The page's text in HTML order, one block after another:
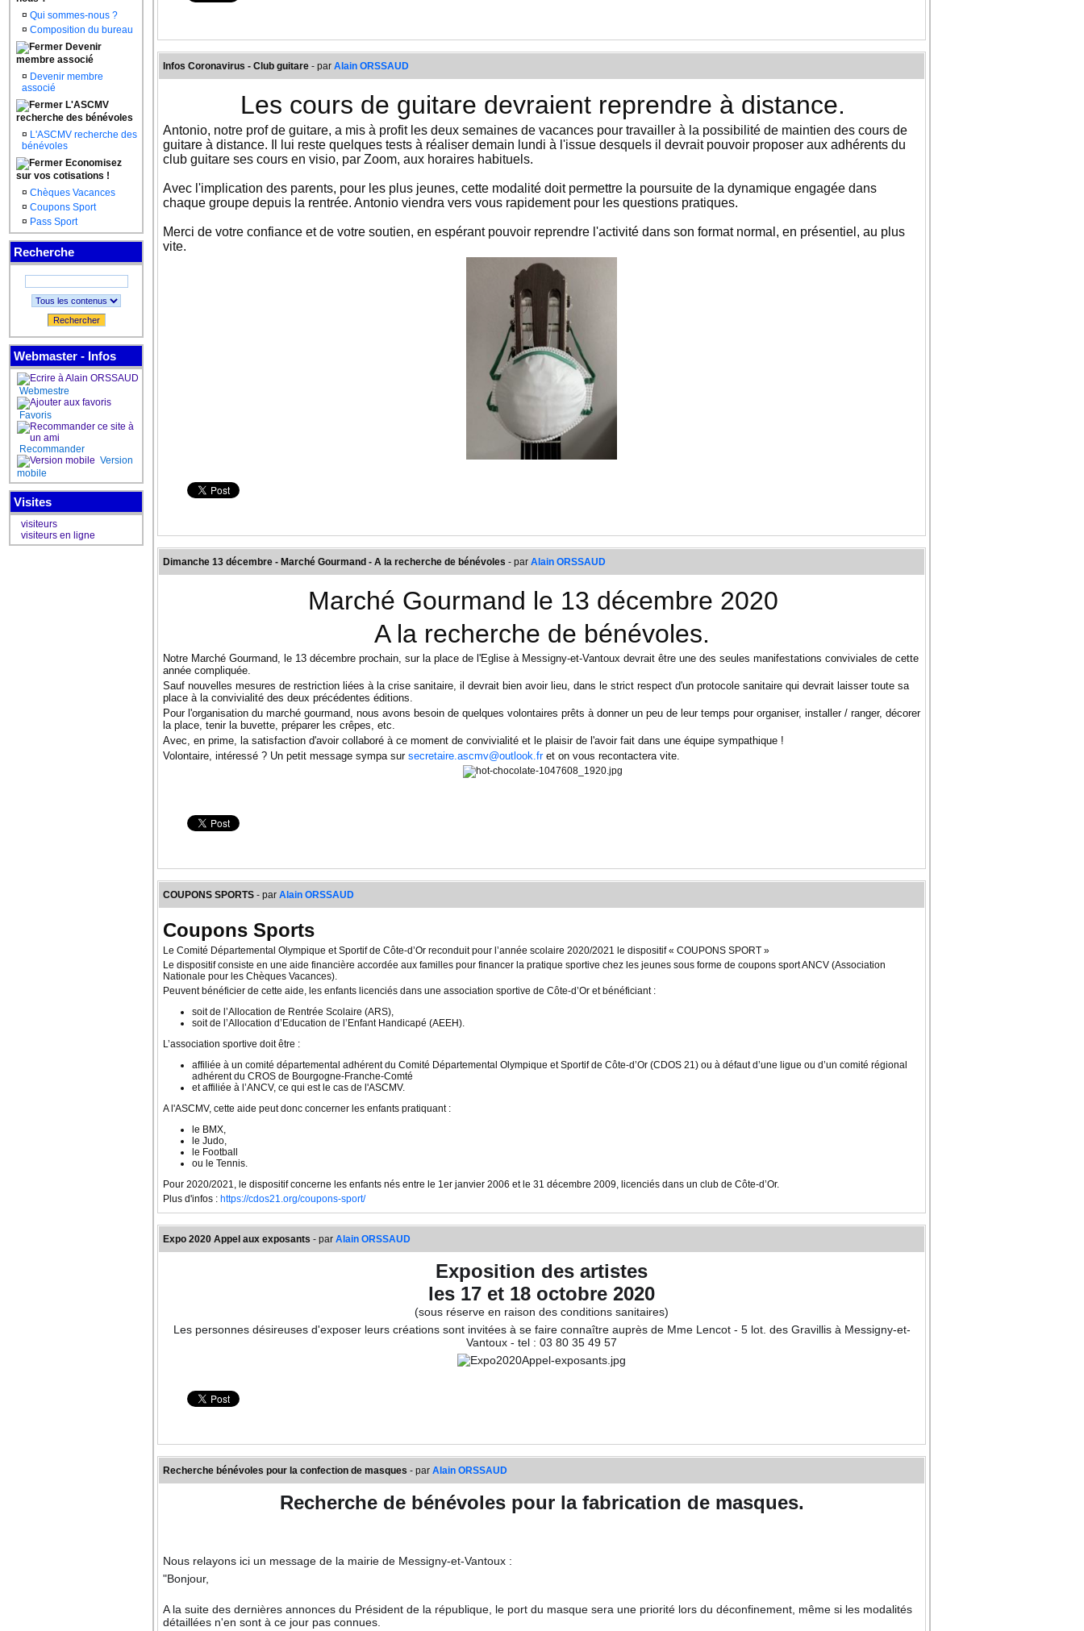
¤ Qui sommes-nous ?
¤ Composition du bureau
Devenir
membre associé
¤ Devenir membre
associé
L'ASCMV
recherche des bénévoles
¤ L'ASCMV recherche des
bénévoles
Economisez
sur vos cotisations !
¤ Chèques Vacances
¤ Coupons Sport
¤ Pass Sport
Recherche
Rechercher
Webmaster - Infos
Webmestre
Favoris
Recommander
Version
mobile
Visites
visiteurs
visiteurs en ligne
Infos Coronavirus - Club guitare - par Alain ORSSAUD
Les cours de guitare devraient reprendre à distance.
Antonio, notre prof de guitare, a mis à profit les deux semaines de vacances pour travailler à la possibilité de maintien des cours de
guitare à distance. Il lui reste quelques tests à réaliser demain lundi à l'issue desquels il devrait pouvoir proposer aux adhérents du
club guitare ses cours en visio, par Zoom, aux horaires habituels.
Avec l'implication des parents, pour les plus jeunes, cette modalité doit permettre la poursuite de la dynamique engagée dans
chaque groupe depuis la rentrée. Antonio viendra vers vous rapidement pour les questions pratiques.
Merci de votre confiance et de votre soutien, en espérant pouvoir reprendre l'activité dans son format normal, en présentiel, au plus
vite.
Dimanche 13 décembre - Marché Gourmand - A la recherche de bénévoles - par Alain ORSSAUD
Marché Gourmand le 13 décembre 2020
A la recherche de bénévoles.
Notre Marché Gourmand, le 13 décembre prochain, sur la place de l'Eglise à Messigny-et-Vantoux devrait être une des seules manifestations conviviales de cette
année compliquée.
Sauf nouvelles mesures de restriction liées à la crise sanitaire, il devrait bien avoir lieu, dans le strict respect d'un protocole sanitaire qui devrait laisser toute sa
place à la convivialité des deux précédentes éditions.
Pour l'organisation du marché gourmand, nous avons besoin de quelques volontaires prêts à donner un peu de leur temps pour organiser, installer / ranger, décorer
la place, tenir la buvette, préparer les crêpes, etc.
Avec, en prime, la satisfaction d'avoir collaboré à ce moment de convivialité et le plaisir de l'avoir fait dans une équipe sympathique !
Volontaire, intéressé ? Un petit message sympa sur secretaire.ascmv@outlook.fret on vous recontactera vite.
COUPONS SPORTS - par Alain ORSSAUD
Coupons Sports
Le Comité Départemental Olympique et Sportif de Côte-d’Or reconduit pour l’année scolaire 2020/2021 le dispositif « COUPONS SPORT »
Le dispositif consiste en une aide financière accordée aux familles pour financer la pratique sportive chez les jeunes sous forme de coupons sport ANCV (Association
Nationale pour les Chèques Vacances).
Peuvent bénéficier de cette aide, les enfants licenciés dans une association sportive de Côte-d’Or et bénéficiant :
soit de l’Allocation de Rentrée Scolaire (ARS),
soit de l’Allocation d’Education de l’Enfant Handicapé (AEEH).
L’association sportive doit être :
affiliée à un comité départemental adhérent du Comité Départemental Olympique et Sportif de Côte-d’Or (CDOS 21) ou à défaut d’une ligue ou d’un comité régional
adhérent du CROS de Bourgogne-Franche-Comté
et affiliée à l’ANCV, ce qui est le cas de l'ASCMV.
A l'ASCMV, cette aide peut donc concerner les enfants pratiquant :
le BMX,
le Judo,
le Football
ou le Tennis.
Pour 2020/2021, le dispositif concerne les enfants nés entre le 1er janvier 2006 et le 31 décembre 2009, licenciés dans un club de Côte-d’Or.
Plus d'infos : https://cdos21.org/coupons-sport/
Expo 2020 Appel aux exposants - par Alain ORSSAUD
Exposition des artistes
les 17 et 18 octobre 2020
(sous réserve en raison des conditions sanitaires)
Les personnes désireuses d'exposer leurs créations sont invitées à se faire connaître auprès de Mme Lencot - 5 lot. des Gravillis à Messigny-et-
Vantoux - tel : 03 80 35 49 57
Recherche bénévoles pour la confection de masques - par Alain ORSSAUD
Recherche de bénévoles pour la fabrication de masques.
Nous relayons ici un message de la mairie de Messigny-et-Vantoux :
"Bonjour,
A la suite des dernières annonces du Président de la république, le port du masque sera une priorité lors du déconfinement, même si les modalités
détaillées n'en sont à ce jour pas connues.